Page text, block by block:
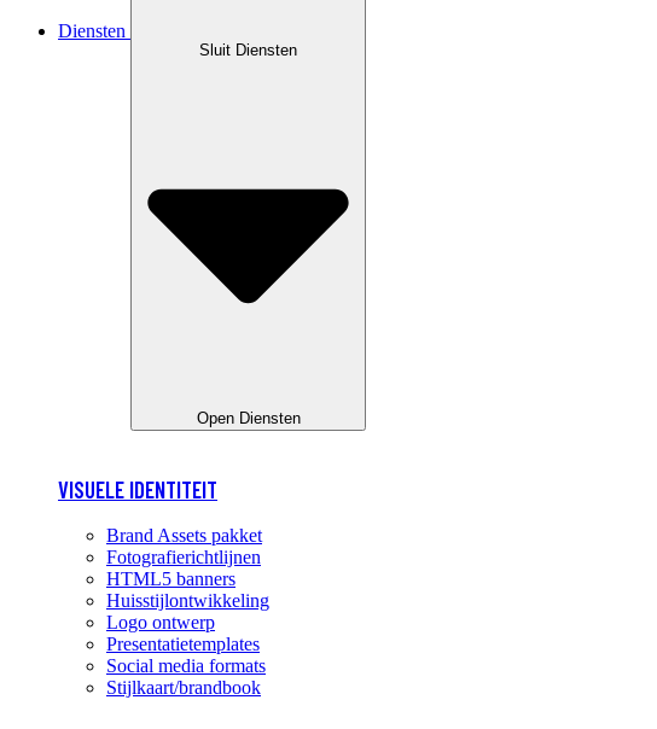
Diensten
Sluit Diensten
Open Diensten
VISUELE IDENTITEIT
Brand Assets pakket
Fotografierichtlijnen
HTML5 banners
Huisstijlontwikkeling
Logo ontwerp
Presentatietemplates
Social media formats
Stijlkaart/brandbook